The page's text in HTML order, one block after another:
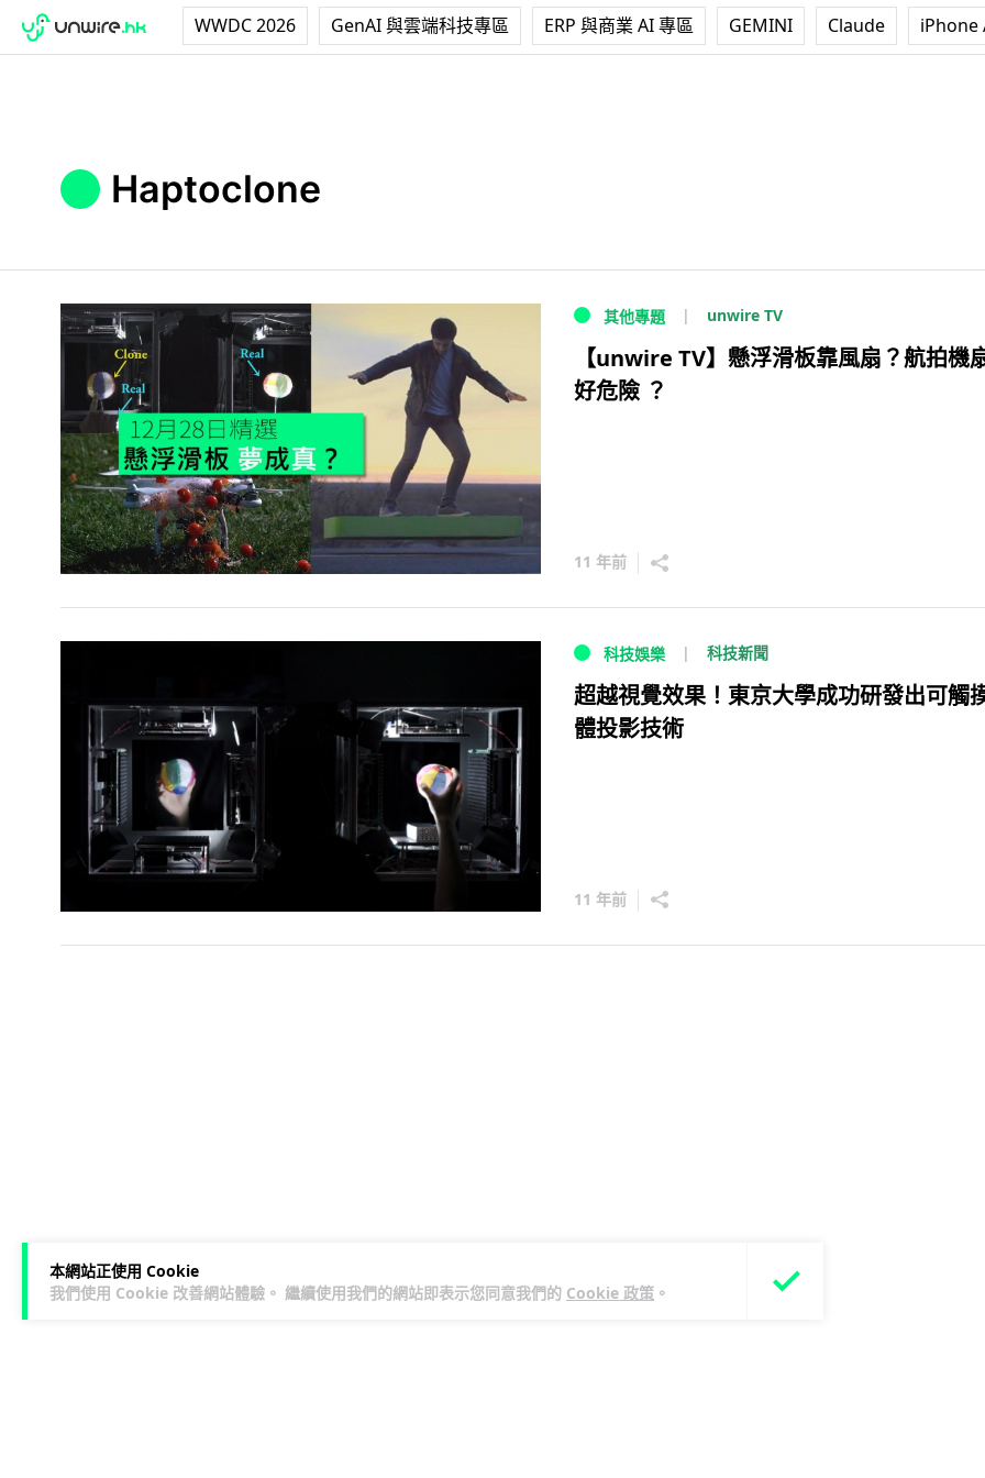
WWDC 2026 GenAI 與雲端科技專區 ERP 與商業 AI 專區 GEMINI Claude iPhone
本網站正使用 Cookie
我們使用 Cookie 改善網站體驗。 繼續使用我們的網站即表示您同意我們的 Cookie 政策 。
Haptoclone
其他專題 unwire TV
【unwire TV】懸浮滑板靠風扇？航拍機
好危險 ？
11 年前
科技娛樂 科技新聞
超越視覺效果！東京大學成功研發出可觸
體投影技術
11 年前